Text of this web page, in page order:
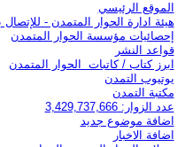
الموقع الرئيسي
هيئة ادارة الحوار المتمدن - للإتصال
إحصائيات مؤسسة الحوار المتمدن
قواعد النشر
ابرز كتاب / كاتبات الحوار المتمدن
يوتيوب التمدن
مكتبة التمدن
عدد الزوار: 3,429,737,666
اضافة موضوع جديد
اضافة الاخبار